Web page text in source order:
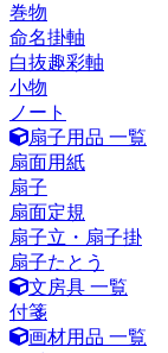
巻物
命名掛軸
白抜趣彩軸
小物
ノート
扇子用品 一覧
扇面用紙
扇子
扇面定規
扇子立・扇子掛
扇子たとう
文房具 一覧
付箋
画材用品 一覧